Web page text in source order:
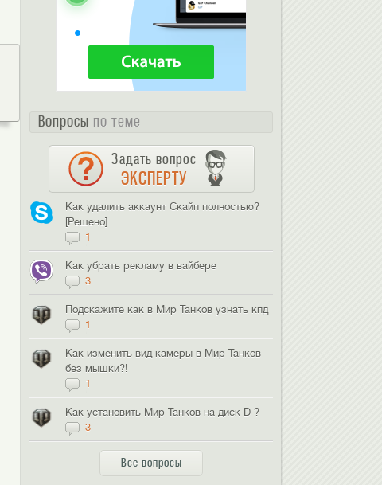
Вопросы по теме
Задать вопрос
ЭКСПЕРТУ
Как удалить аккаунт Скайп полностью?
[Решено]
1
Как убрать рекламу в вайбере
3
Подскажите как в Мир Танков узнать кпд
1
Как изменить вид камеры в Мир Танков
без мышки?!
1
Как установить Мир Танков на диск D ?
3
Все вопросы